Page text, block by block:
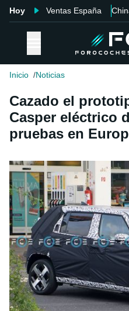
Hoy Ventas España
Inicio Noticias
Cazado el
Casper eléctrico
pruebas en